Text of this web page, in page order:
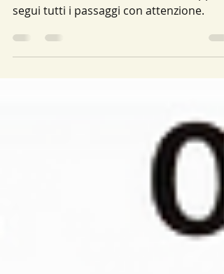
Vuoi capire meglio come calcolare MCD e
segui tutti i passaggi con attenzione.